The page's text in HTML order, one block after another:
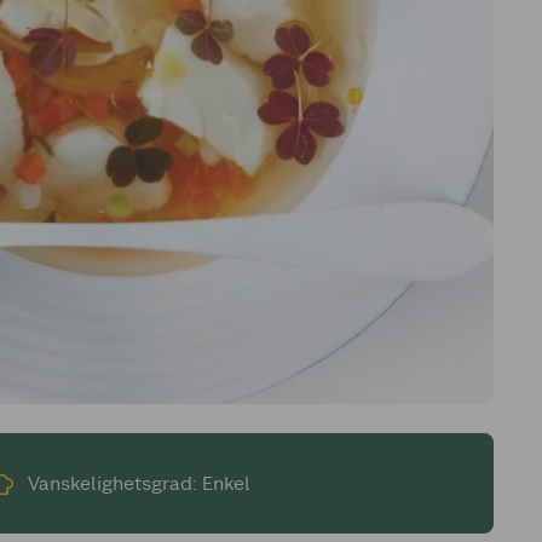
Vanskelighetsgrad: Enkel